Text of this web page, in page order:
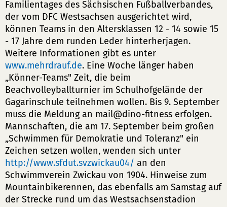
Familientages des Sächsischen Fußballverbandes,
der vom DFC Westsachsen ausgerichtet wird,
können Teams in den Altersklassen 12 - 14 sowie 15
- 17 Jahre dem runden Leder hinterherjagen.
Weitere Informationen gibt es unter
www.mehrdrauf.de. Eine Woche länger haben
„Könner-Teams" Zeit, die beim
Beachvolleyballturnier im Schulhofgelände der
Gagarinschule teilnehmen wollen. Bis 9. September
muss die Meldung an mail@dino-fitness erfolgen.
Mannschaften, die am 17. September beim großen
„Schwimmen für Demokratie und Toleranz" ein
Zeichen setzen wollen, wenden sich unter
http://www.sfdut.svzwickau04/ an den
Schwimmverein Zwickau von 1904. Hinweise zum
Mountainbikerennen, das ebenfalls am Samstag auf
der Strecke rund um das Westsachsenstadion